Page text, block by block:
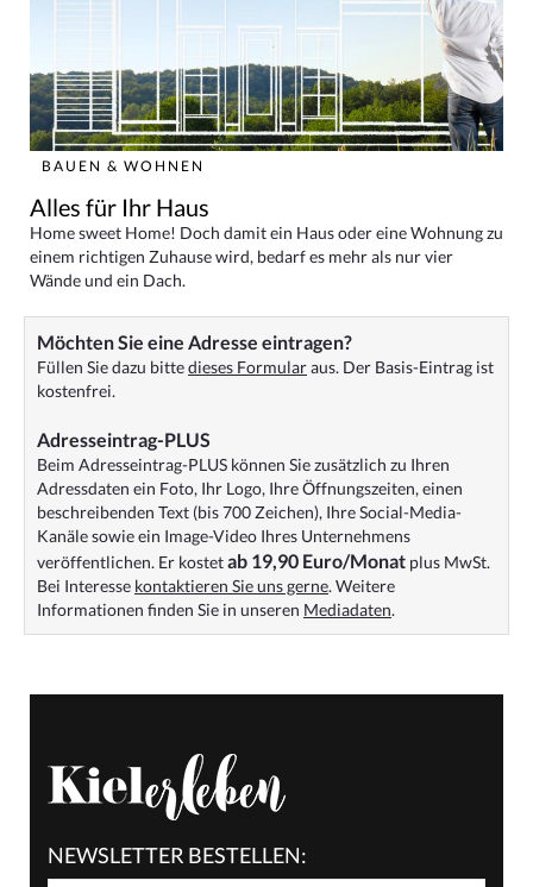
BAUEN & WOHNEN
Alles für Ihr Haus
Home sweet Home! Doch damit ein Haus oder eine Wohnung zu
einem richtigen Zuhause wird, bedarf es mehr als nur vier
Wände und ein Dach.
Möchten Sie eine Adresse eintragen?
Füllen Sie dazu bittedieses Formularaus. Der Basis-Eintrag ist
kostenfrei.
Adresseintrag-PLUS
Beim Adresseintrag-PLUS können Sie zusätzlich zu Ihren
Adressdaten ein Foto, Ihr Logo, Ihre Öffnungszeiten, einen
beschreibenden Text (bis 700 Zeichen), Ihre Social-Media-
Kanäle sowie ein Image-Video Ihres Unternehmens
veröffentlichen. Er kostetab 19,90 Euro/Monat plus MwSt.
Bei Interesse kontaktieren Sie uns gerne. Weitere
Informationen finden Sie in unseren Mediadaten.
NEWSLETTER BESTELLEN: